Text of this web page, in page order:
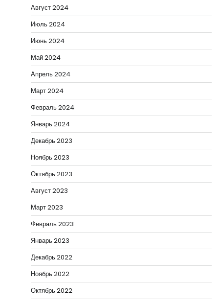
Август 2024
Июль 2024
Июнь 2024
Май 2024
Апрель 2024
Март 2024
Февраль 2024
Январь 2024
Декабрь 2023
Ноябрь 2023
Октябрь 2023
Август 2023
Март 2023
Февраль 2023
Январь 2023
Декабрь 2022
Ноябрь 2022
Октябрь 2022